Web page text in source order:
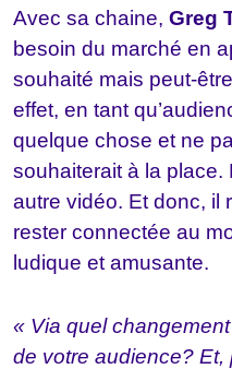
Avec sa chaine, Greg
besoin du marché en
souhaité mais peut-
effet, en tant
quelque chose et ne
souhaiterait à la place.
autre vidéo. Et donc, il
rester connectée au
ludique et amusante.
« Via quel
de votre audience?